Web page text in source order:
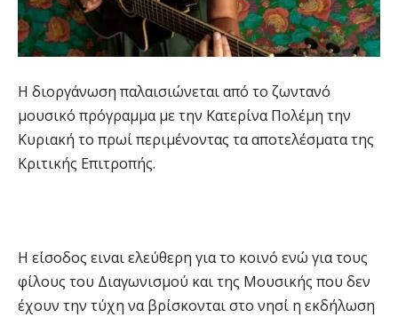
Η διοργάνωση παλαισιώνεται από το ζωντανό
μουσικό πρόγραμμα με την Κατερίνα Πολέμη την
Κυριακή το πρωί περιμένοντας τα αποτελέσματα της
Κριτικής Επιτροπής.
Η είσοδος ειναι ελεύθερη για το κοινό ενώ για τους
φίλους του Διαγωνισμού και της Μουσικής που δεν
έχουν την τύχη να βρίσκονται στο νησί η εκδήλωση